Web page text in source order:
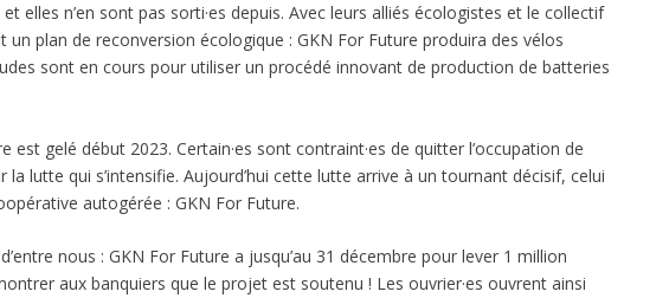
elles n’en sont pas sorti·es depuis. Avec leurs alliés écologistes et le collectif
plan de reconversion écologique : GKN For Future produira des vélos
sont en cours pour utiliser un procédé innovant de production de batteries
gelé début 2023. Certain·es sont contraint·es de quitter l’occupation de
lutte qui s’intensifie. Aujourd’hui cette lutte arrive à un tournant décisif, celui
autogérée : GKN For Future.
nous : GKN For Future a jusqu’au 31 décembre pour lever 1 million
aux banquiers que le projet est soutenu ! Les ouvrier·es ouvrent ainsi